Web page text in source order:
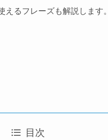
るフレーズも解説します。
目次